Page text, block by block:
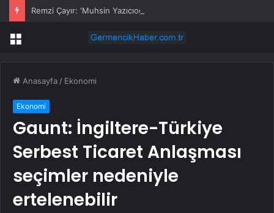
Menü
Anasayfa / Ekonomi
Ekonomi
Gaunt: İngiltere-Türkiye
Serbest Ticaret Anlaşması
seçimler nedeniyle
ertelenebilir